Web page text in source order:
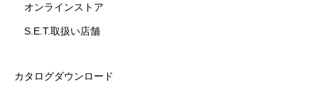
オンラインストア
S.E.T.取扱い店舗
カタログダウンロード